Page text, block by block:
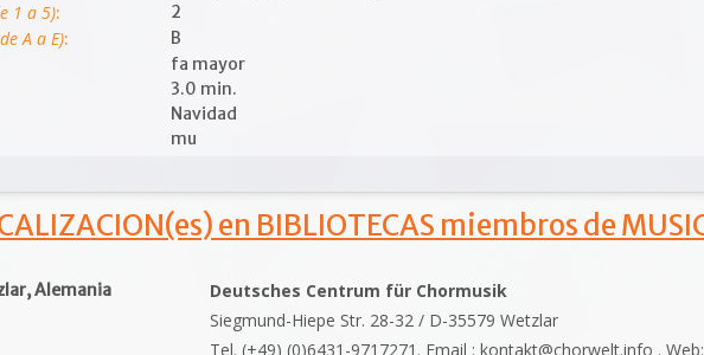
1 a 5):
2
A a E):
B
fa mayor
3.0 min.
Navidad
mu
en BIBLIOTECAS miembros de
Alemania
Deutsches Centrum für Chormusik
Siegmund-Hiepe Str. 28-32 / D-35579 Wetzlar
Tel. (+49) (0)6431-9717271. Email : kontakt@chorwelt.info .